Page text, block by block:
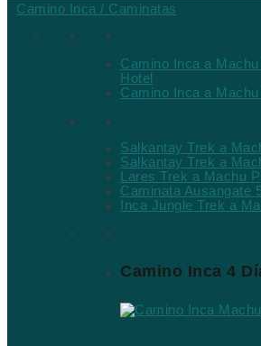
Camino Inca / Caminatas
Camino Inca a
Hotel
Camino Inca a
Salkantay Trek a
Salkantay Trek a
Lares Trek a Machu
Caminata Ausangate
Inca Jungle Trek a
Camino Inca 4